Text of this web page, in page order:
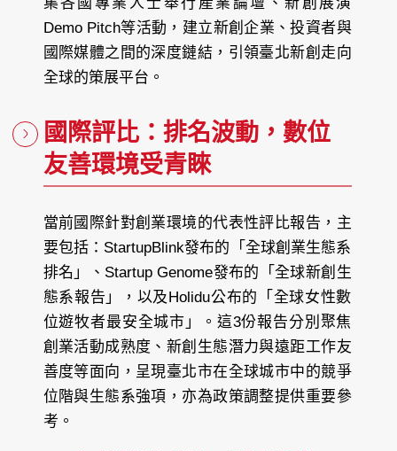
Demo Pitch等活動，建立新創企業、投資者與
國際媒體之間的深度鏈結，引領臺北新創走向
全球的策展平台。
國際評比：排名波動，數位
友善環境受青睞
當前國際針對創業環境的代表性評比報告，主
要包括：StartupBlink發布的「全球創業生態系
排名」、Startup Genome發布的「全球新創生
態系報告」，以及Holidu公布的「全球女性數
位遊牧者最安全城市」。這3份報告分別聚焦
創業活動成熟度、新創生態潛力與遠距工作友
善度等面向，呈現臺北市在全球城市中的競爭
位階與生態系強項，亦為政策調整提供重要參
考。